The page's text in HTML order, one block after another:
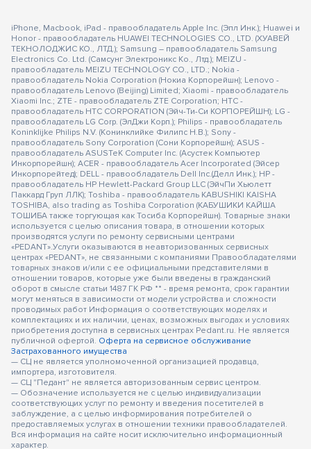
iPhone, Macbook, iPad - правообладатель Apple Inc. (Эпл Инк.); Huawei и
Honor - правообладатель HUAWEI TECHNOLOGIES CO., LTD. (ХУАВЕЙ
ТЕКНОЛОДЖИС КО., ЛТД.); Samsung – правообладатель Samsung
Electronics Co. Ltd. (Самсунг Электроникс Ко., Лтд.); MEIZU -
правообладатель MEIZU TECHNOLOGY CO., LTD.; Nokia -
правообладатель Nokia Corporation (Нокиа Корпорейшн); Lenovo -
правообладатель Lenovo (Beijing) Limited; Xiaomi - правообладатель
Xiaomi Inc.; ZTE - правообладатель ZTE Corporation; HTC -
правообладатель HTC CORPORATION (Эйч-Ти-Си КОРПОРЕЙШН); LG -
правообладатель LG Corp. (ЭлДжи Корп.); Philips - правообладатель
Koninklijke Philips N.V. (Конинклийке Филипс Н.В.); Sony -
правообладатель Sony Corporation (Сони Корпорейшн); ASUS -
правообладатель ASUSTeK Computer Inc. (Асустек Компьютер
Инкорпорейшн); ACER - правообладатель Acer Incorporated (Эйсер
Инкорпорейтед); DELL - правообладатель Dell Inc.(Делл Инк.); HP -
правообладатель HP Hewlett-Packard Group LLC (ЭйчПи Хьюлетт
Паккард Груп ЛЛК); Toshiba - правообладатель KABUSHIKI KAISHA
TOSHIBA, also trading as Toshiba Corporation (КАБУШИКИ КАЙША
ТОШИБА также торгующая как Тосиба Корпорейшн). Товарные знаки
используется с целью описания товара, в отношении которых
производятся услуги по ремонту сервисными центрами
«PEDANT».Услуги оказываются в неавторизованных сервисных
центрах «PEDANT», не связанными с компаниями Правообладателями
товарных знаков и/или с ее официальными представителями в
отношении товаров, которые уже были введены в гражданский
оборот в смысле статьи 1487 ГК РФ ** - время ремонта, срок гарантии
могут меняться в зависимости от модели устройства и сложности
проводимых работ Информация о соответствующих моделях и
комплектациях и их наличии, ценах, возможных выгодах и условиях
приобретения доступна в сервисных центрах Pedant.ru. Не является
публичной офертой. Оферта на сервисное обслуживание
Застрахованного имущества
— СЦ не является уполномоченной организацией продавца,
импортера, изготовителя.
— СЦ "Педант" не является авторизованным сервис центром.
— Обозначение используется не с целью индивидуализации
соответствующих услуг по ремонту и введения посетителей в
заблуждение, а с целью информирования потребителей о
предоставляемых услугах в отношении техники правообладателей.
Вся информация на сайте носит исключительно информационный
характер.